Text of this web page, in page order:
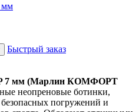
мм
Быстрый заказ
7 мм (Марлин КОМФОРТ
неопреновые ботинки,
погружений и